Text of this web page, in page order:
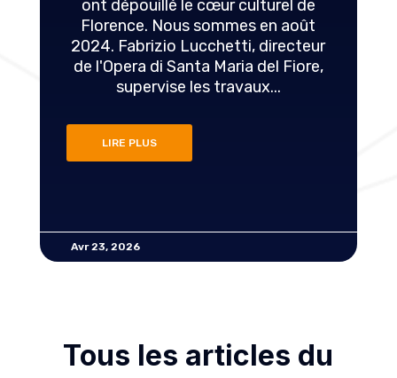
ont dépouillé le cœur culturel de
Florence. Nous sommes en août
2024. Fabrizio Lucchetti, directeur
de l'Opera di Santa Maria del Fiore,
supervise les travaux...
LIRE PLUS
Avr 23, 2026
Tous les articles du